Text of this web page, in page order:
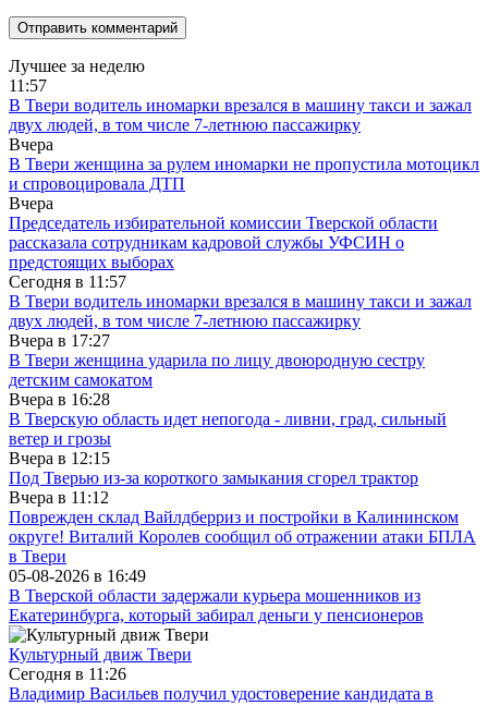
Лучшее за неделю
11:57
В Твери водитель иномарки врезался в машину такси и зажал
двух людей, в том числе 7-летнюю пассажирку
Вчера
В Твери женщина за рулем иномарки не пропустила мотоцикл
и спровоцировала ДТП
Вчера
Председатель избирательной комиссии Тверской области
рассказала сотрудникам кадровой службы УФСИН о
предстоящих выборах
Сегодня в 11:57
В Твери водитель иномарки врезался в машину такси и зажал
двух людей, в том числе 7-летнюю пассажирку
Вчера в 17:27
В Твери женщина ударила по лицу двоюродную сестру
детским самокатом
Вчера в 16:28
В Тверскую область идет непогода - ливни, град, сильный
ветер и грозы
Вчера в 12:15
Под Тверью из-за короткого замыкания сгорел трактор
Вчера в 11:12
Поврежден склад Вайлдберриз и постройки в Калининском
округе! Виталий Королев сообщил об отражении атаки БПЛА
в Твери
05-08-2026 в 16:49
В Тверской области задержали курьера мошенников из
Екатеринбурга, который забирал деньги у пенсионеров
Культурный движ Твери
Сегодня в 11:26
Владимир Васильев получил удостоверение кандидата в